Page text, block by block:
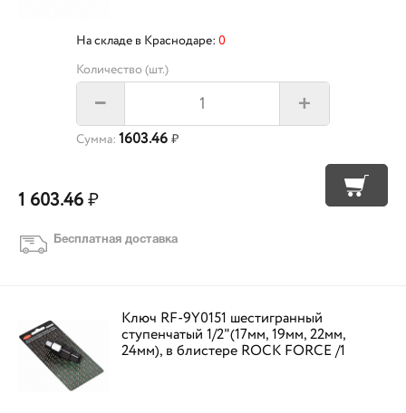
На складе в Краснодаре: 0
Количество (шт.)
– +
Сумма: 1603.46 ₽
1 603.46₽
Бесплатная доставка
Ключ RF-9Y0151 шестигранный
ступенчатый 1/2"(17мм, 19мм, 22мм,
24мм), в блистере ROCK FORCE /1